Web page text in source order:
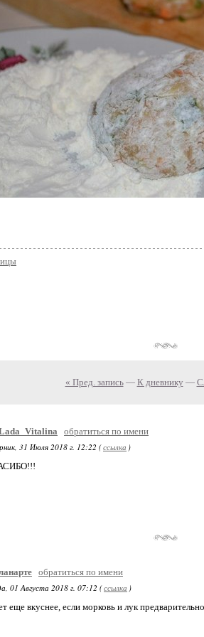
« Пред. запись— К дневнику —
обратиться по имени
31 Июля 2018 г. 12:22 (ссылка )
обратиться по имени
01 Августа 2018 г. 07:12 (ссылка )
еще вкуснее, если морковь и лук